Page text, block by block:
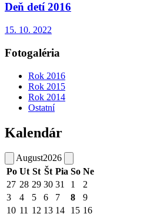
Deň detí 2016
15. 10. 2022
Fotogaléria
Rok 2016
Rok 2015
Rok 2014
Ostatní
Kalendár
August2026
Po Ut St Št Pia So Ne
27 28 29 30 31 1
2
3
4 5 6 7 8
9
10 11 12 13 14 15 16